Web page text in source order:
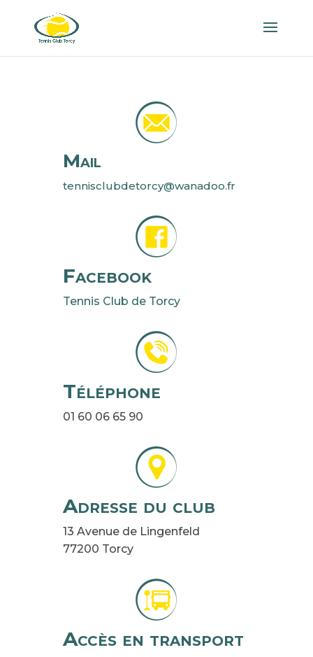
Mail
tennisclubdetorcy@wanadoo.fr
Facebook
Tennis Club de Torcy
Téléphone
01 60 06 65 90
Adresse du club
13 Avenue de Lingenfeld
77200 Torcy
Accès en transport